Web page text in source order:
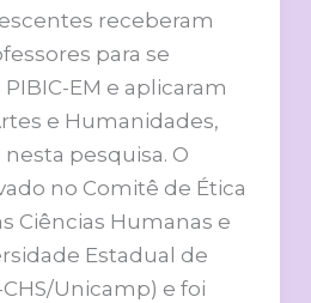
receberam
para se
EM e aplicaram
e Humanidades,
pesquisa. O
no Comitê de Ética
Ciências Humanas e
Estadual de
Unicamp) e foi